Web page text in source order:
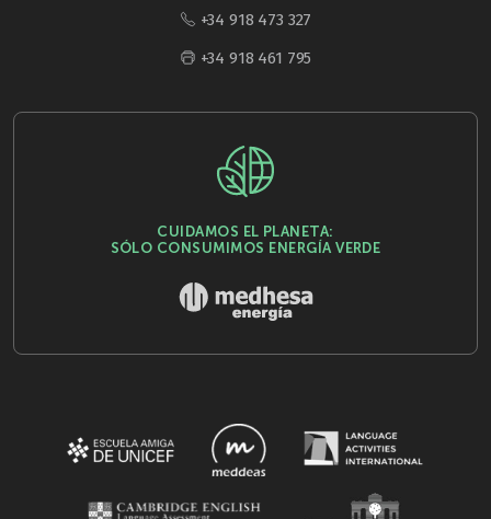
+34 918 473 327
+34 918 461 795
CUIDAMOS EL PLANETA:
SÓLO CONSUMIMOS ENERGÍA VERDE